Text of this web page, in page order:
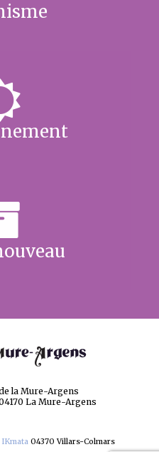
la Mure-Argens
La Mure-Argens
04370 Villars-Colmars